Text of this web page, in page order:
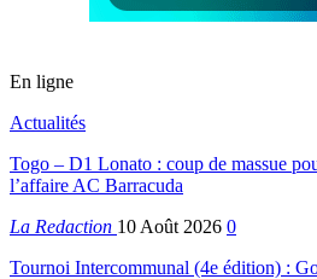
En ligne
Actualités
Togo – D1 Lonato : coup de massue
l’affaire AC Barracuda
La Redaction 10 Août 2026 0
Tournoi Intercommunal (4e édition) :